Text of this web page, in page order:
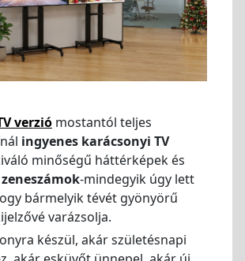
verzió mostantól teljes
ingyenes karácsonyi TV
minőségű háttérképek és
-mindegyik úgy lett
bármelyik tévét gyönyörű
varázsolja.
készül, akár születésnapi